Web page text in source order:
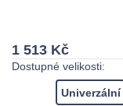
1 513 Kč
Dostupné velikosti:
Univerzální